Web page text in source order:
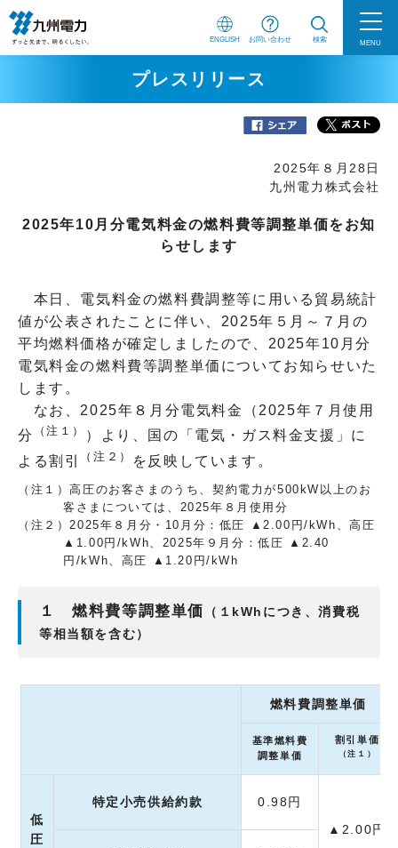
ENGLISH お問い合わせ 検索 MENU
プレスリリース
2025年８月28日
九州電力株式会社
2025年10月分電気料金の燃料費等調整単価をお知
らせします
本日、電気料金の燃料費調整等に用いる貿易統計
値が公表されたことに伴い、2025年５月～７月の
平均燃料価格が確定しましたので、2025年10月分
電気料金の燃料費等調整単価についてお知らせいた
します。
なお、2025年８月分電気料金（2025年７月使用
分
（注１）
）より、国の「電気・ガス料金支援」に
よる割引
（注２） を反映しています。
（注１）高圧のお客さまのうち、契約電力が500kW以上のお
客さまについては、2025年８月使用分
（注２）2025年８月分・10月分：低圧 ▲2.00円/kWh、高圧
▲1.00円/kWh、2025年９月分：低圧 ▲2.40
円/kWh、高圧 ▲1.20円/kWh
１ 燃料費等調整単価
（１kWhにつき、消費税
等相当額を含む）
燃料費調整単価
基準燃料費
調整単価
割引単価
（注１）
低
圧
特定小売供給約款
0.98円
▲2.00円